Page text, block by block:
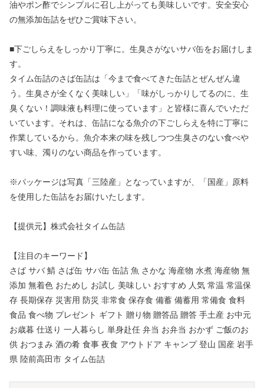
油やポン酢でシンプルに召し上がっても美味しいです。安全安心
の無添加缶詰をぜひご賞味下さい。
■下ごしらえをしっかり丁寧に。生臭さがないサバ缶をお届けしま
す。
タイム缶詰のさば缶詰は「今まで食べてきた缶詰とぜんぜん違
う。生臭さが全くなく美味しい」「味がしっかりしてるのに、生
臭くない！調味液も料理に使っています」と皆様に喜んでいただ
いています。それは、缶詰になる魚介の下ごしらえを特に丁寧に
作業しているから。魚介本来の味を残しつつ生臭さのない食べや
すい味、濁りのない商品を作っています。
※パッケージは写真「三陸産」となっていますが、「国産」原料
を使用した缶詰をお届けいたします。
【提供元】株式会社タイム缶詰
【注目のキーワード】
さば サバ 鯖 さば缶 サバ缶 缶詰 魚 さかな 海産物 水煮 海産物 無
添加 無着色 おためし お試し 美味しい おすすめ 人気 常温 常温保
存 長期保存 災害用 防災 非常食 保存食 備蓄 備蓄用 常備食 食料
食品 食べ物 プレゼント ギフト 贈り物 贈答品 贈答 手土産 お中元
お歳暮 仕送り 一人暮らし 単身赴任 弁当 お弁当 おかず ご飯のお
供 おつまみ 酒の肴 食事 夜食 アウトドア キャンプ 登山 国産 岩手
県 陸前高田市 タイム缶詰